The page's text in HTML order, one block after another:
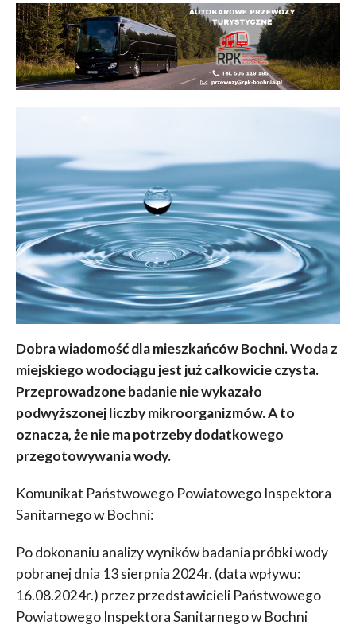
Dobra wiadomość dla mieszkańców Bochni. Woda z
miejskiego wodociągu jest już całkowicie czysta.
Przeprowadzone badanie nie wykazało
podwyższonej liczby mikroorganizmów. A to
oznacza, że nie ma potrzeby dodatkowego
przegotowywania wody.
Komunikat Państwowego Powiatowego Inspektora
Sanitarnego w Bochni:
Po dokonaniu analizy wyników badania próbki wody
pobranej dnia 13 sierpnia 2024r. (data wpływu:
16.08.2024r.) przez przedstawicieli Państwowego
Powiatowego Inspektora Sanitarnego w Bochni